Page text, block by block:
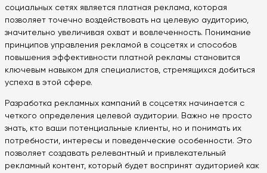
социальных сетях является платная реклама, которая
позволяет точечно воздействовать на целевую аудиторию,
значительно увеличивая охват и вовлеченность. Понимание
принципов управления рекламой в соцсетях и способов
повышения эффективности платной рекламы становится
ключевым навыком для специалистов, стремящихся добиться
успеха в этой сфере.
Разработка рекламных кампаний в соцсетях начинается с
четкого определения целевой аудитории. Важно не просто
знать, кто ваши потенциальные клиенты, но и понимать их
потребности, интересы и поведенческие особенности. Это
позволяет создавать релевантный и привлекательный
рекламный контент, который будет воспринят аудиторией как